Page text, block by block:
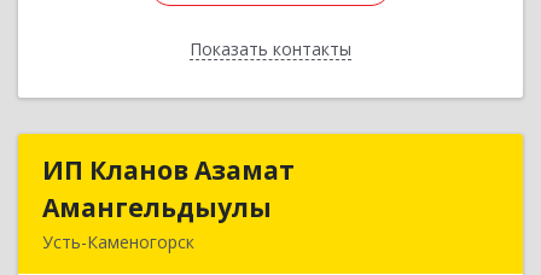
Показать контакты
Назад
ИП Кланов Азамат
Амангельдыулы
Усть-Каменогорск
ИП Кланов Азамат